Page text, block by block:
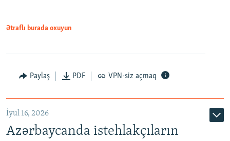
Ətraflı burada oxuyun
Paylaş PDF VPN-siz açmaq
İyul 16, 2026
Azərbaycanda istehlakçıların